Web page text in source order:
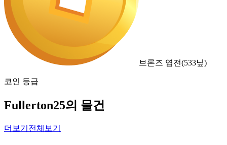
브론즈 엽전(533닢)
코인 등급
Fullerton25의 물건
더보기 전체보기